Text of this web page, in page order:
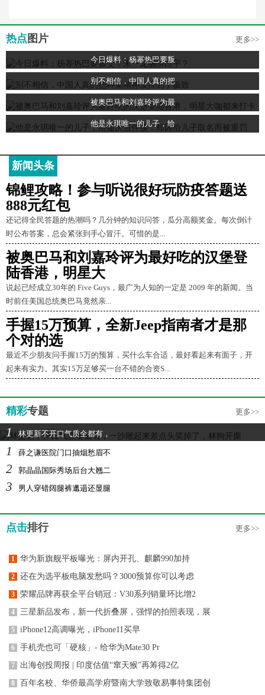
热点 图片 更多>>
今日爆料：杨幂热巴要叛
别不相信，中国人真的把
被奥巴马和刘嘉玲评为最
他是永琪唯一的儿子，给
新闻头条
锦鲤攻略！参与听说很好玩防疫答题送
888元红包
还记得全民答题的热潮吗？几分钟的知识问答，瓜分高额奖金。每次倒计
时公布答案，总会紧张到手心冒汗。可惜的是...
被奥巴马和刘嘉玲评为最好吃的汉堡登
陆香港，明星大
说起已经成立30年的 Five Guys，最广为人知的一定是 2009 年的新闻。当
时前任美国总统奥巴马竟然亲...
手握15万预算，全新Jeep指南者才是那
个对的选
最近不少朋友问手握15万的预算，买什么车合适，最好看起来有面子，开
起来有实力。其实15万足够买一台不错的合资S...
精彩专题 更多>>
1 林更新不开口气质全都有，
1 薛之谦医院门口抽烟愁眉不
2 郭晶晶国际秀场后台大翘二
3 男人穿错阔腿裤邋遢还显腿
点击排行 更多>>
1 华为新旗舰平板曝光：屏内开孔、麒麟990加持
2 还在为选平板电脑发愁吗？3000预算你可以考虑
3 荣耀品牌再获全平台销冠：V30系列销量环比增2
4 三星新品发布，新一代折叠屏，强悍的拍照表现，展
5 iPhone12高调曝光，iPhone11买早
6 手机壳也可「硬核」- 给华为Mate30 Pr
7 出海创投周报 | 印度估值“窜天猴”再筹得2亿
8 百年名校、华侨最高学府暨南大学致敬易事特集团创